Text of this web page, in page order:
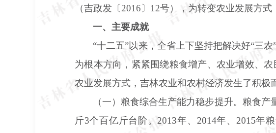
（吉政发〔2016〕12号），为转变农业发展方
一、主要成就
“十二五”以来，全省上下坚持把解决好“三
为根本方向，紧紧围绕粮食增产、农业增效、
农业发展方式，吉林农业和农村经济发生了积极
（一）粮食综合生产能力稳步提升。粮食
斤3个百亿斤台阶。2013年、2014年、2015年